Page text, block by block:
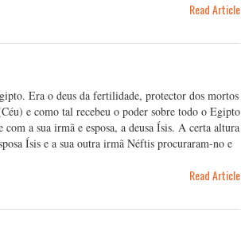
Read Article
Era o deus da fertilidade, protector dos mortos
e como tal recebeu o poder sobre todo o Egipto
a sua irmã e esposa, a deusa Ísis. A certa altura
Ísis e a sua outra irmã Néftis procuraram-no e
Read Article